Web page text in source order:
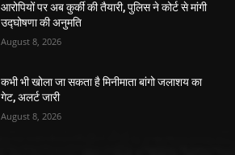
आरोपियों पर अब कुर्की की तैयारी, पुलिस ने कोर्ट से मांगी
उद्घोषणा की अनुमति
August 8, 2026
कभी भी खोला जा सकता है मिनीमाता बांगो जलाशय का
गेट, अलर्ट जारी
August 8, 2026